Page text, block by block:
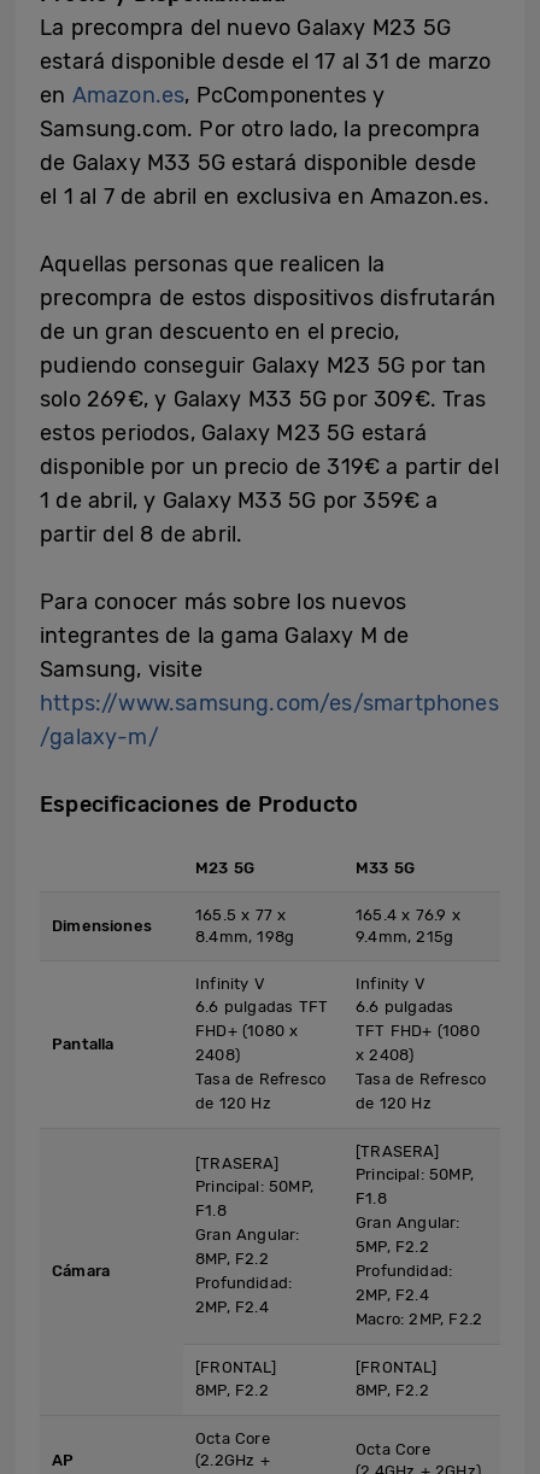
La precompra del nuevo Galaxy M23 5G
estará disponible desde el 17 al 31 de marzo
en Amazon.es, PcComponentes y
Samsung.com. Por otro lado, la precompra
de Galaxy M33 5G estará disponible desde
el 1 al 7 de abril en exclusiva en Amazon.es.
Aquellas personas que realicen la
precompra de estos dispositivos disfrutarán
de un gran descuento en el precio,
pudiendo conseguir Galaxy M23 5G por tan
solo 269€, y Galaxy M33 5G por 309€. Tras
estos periodos, Galaxy M23 5G estará
disponible por un precio de 319€ a partir del
1 de abril, y Galaxy M33 5G por 359€ a
partir del 8 de abril.
Para conocer más sobre los nuevos
integrantes de la gama Galaxy M de
Samsung, visite
https://www.samsung.com/es/smartphones
/galaxy-m/
Especificaciones de Producto
M23 5G M33 5G
Dimensiones
165.5 x 77 x
8.4mm, 198g
165.4 x 76.9 x
9.4mm, 215g
Pantalla
Infinity V
6.6 pulgadas TFT
FHD+ (1080 x
2408)
Tasa de Refresco
de 120 Hz
Infinity V
6.6 pulgadas
TFT FHD+ (1080
x 2408)
Tasa de Refresco
de 120 Hz
Cámara
[TRASERA]
Principal: 50MP,
F1.8
Gran Angular:
8MP, F2.2
Profundidad:
2MP, F2.4
[TRASERA]
Principal: 50MP,
F1.8
Gran Angular:
5MP, F2.2
Profundidad:
2MP, F2.4
Macro: 2MP, F2.2
[FRONTAL]
8MP, F2.2
[FRONTAL]
8MP, F2.2
AP
Octa Core
(2.2GHz +
Octa Core